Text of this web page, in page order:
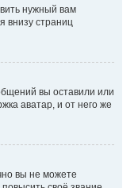
нужный вам
внизу страниц
вы оставили или
аватар, и от него же
вы не можете